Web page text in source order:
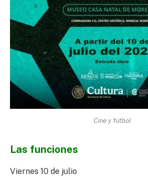
Cine y futbol
Las funciones
Viernes 10 de julio